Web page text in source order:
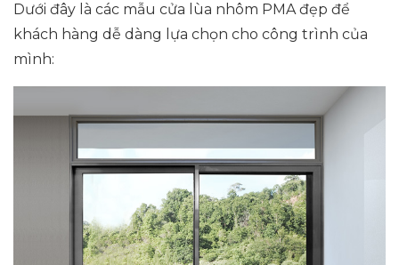
Dưới đây là các mẫu cửa lùa nhôm PMA đẹp để
khách hàng dễ dàng lựa chọn cho công trình của
mình: